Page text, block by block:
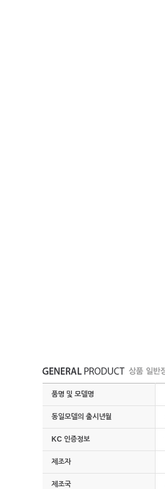
품명 및 모델명
동일모델의 출시년월
KC 인증정보
제조자
제조국